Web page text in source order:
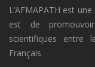
L’AFMAPATH est
est de
scientifiques entre
Français